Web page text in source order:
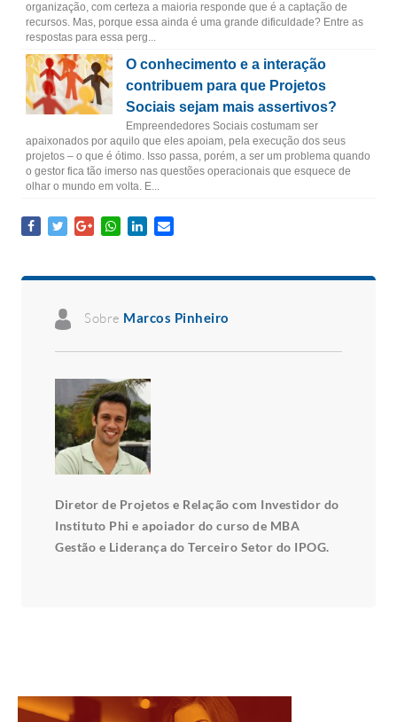
organização, com certeza a maioria responde que é a captação de
recursos. Mas, porque essa ainda é uma grande dificuldade? Entre as
respostas para essa perg...
O conhecimento e a interação
contribuem para que Projetos
Sociais sejam mais assertivos?
Empreendedores Sociais costumam ser
apaixonados por aquilo que eles apoiam, pela execução dos seus
projetos – o que é ótimo. Isso passa, porém, a ser um problema quando
o gestor fica tão imerso nas questões operacionais que esquece de
olhar o mundo em volta. E...
Sobre Marcos Pinheiro
Diretor de Projetos e Relação com Investidor do
Instituto Phi e apoiador do curso de MBA
Gestão e Liderança do Terceiro Setor do IPOG.